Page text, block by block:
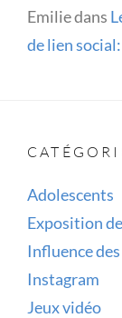
Emiliedans
de lien
Adolescents
Exposition
Influence
Instagram
Jeux vidéo